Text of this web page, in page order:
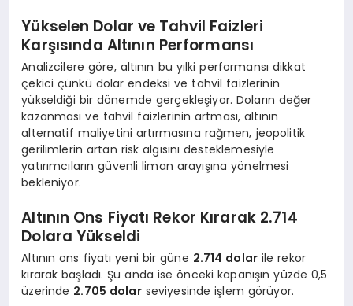
Yükselen Dolar ve Tahvil Faizleri
Karşısında Altının Performansı
Analizcilere göre, altının bu yılki performansı dikkat
çekici çünkü dolar endeksi ve tahvil faizlerinin
yükseldiği bir dönemde gerçekleşiyor. Doların değer
kazanması ve tahvil faizlerinin artması, altının
alternatif maliyetini artırmasına rağmen, jeopolitik
gerilimlerin artan risk algısını desteklemesiyle
yatırımcıların güvenli liman arayışına yönelmesi
bekleniyor.
Altının Ons Fiyatı Rekor Kırarak 2.714
Dolara Yükseldi
Altının ons fiyatı yeni bir güne 2.714 dolar ile rekor
kırarak başladı. Şu anda ise önceki kapanışın yüzde 0,5
üzerinde 2.705 dolarseviyesinde işlem görüyor.